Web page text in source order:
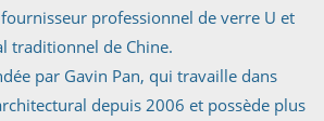
professionnel de verre U et
traditionnel de Chine.
par Gavin Pan, qui travaille dans
depuis 2006 et possède plus